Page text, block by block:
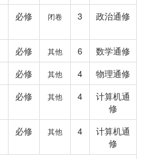
必修 闭卷 3 政治通修
必修 其他 6
数学通修
必修 其他 4
物理通修
必修 其他 4
计算机通
修
必修 其他 4
计算机通
修